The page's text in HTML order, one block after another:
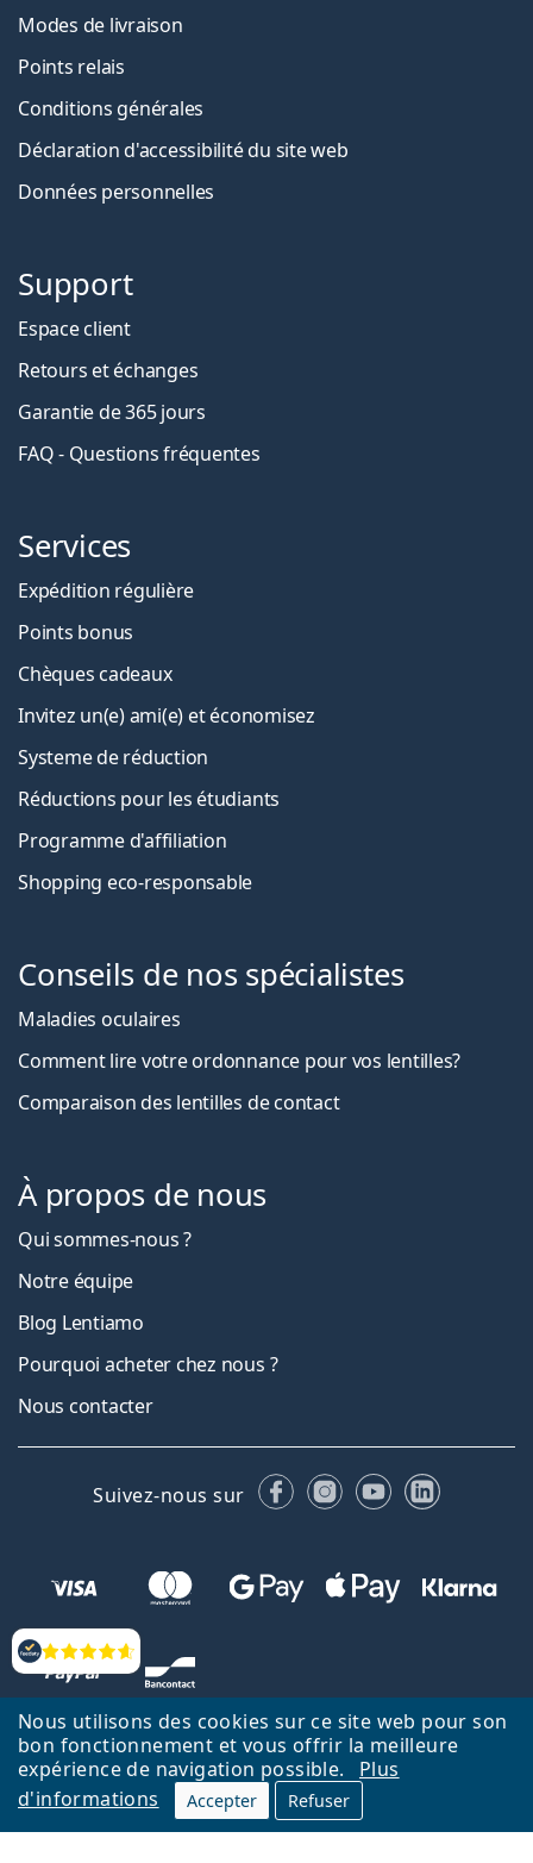
Nous utilisons des cookies sur ce site web pour son
bon fonctionnement et vous offrir la meilleure
expérience de navigation possible.
Plus
d'informations
Accepter Refuser
Évaluation
Modes de livraison
Points relais
Conditions générales
Déclaration d'accessibilité du site web
Données personnelles
Support
Espace client
Retours et échanges
Garantie de 365 jours
FAQ - Questions fréquentes
Services
Expédition régulière
Points bonus
Chèques cadeaux
Invitez un(e) ami(e) et économisez
Systeme de réduction
Réductions pour les étudiants
Programme d'affiliation
Shopping eco-responsable
Conseils de nos spécialistes
Maladies oculaires
Comment lire votre ordonnance pour vos lentilles?
Comparaison des lentilles de contact
À propos de nous
Qui sommes-nous ?
Notre équipe
Blog Lentiamo
Pourquoi acheter chez nous ?
Nous contacter
Suivez-nous sur FacebookInstagram
YouTubeLinkedIn
Retour à la page d'accueil Haut
Nederlands